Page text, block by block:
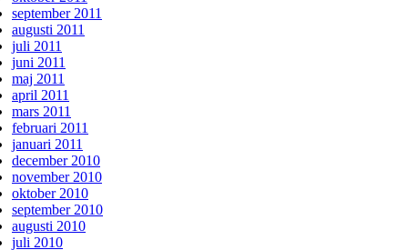
september 2011
augusti 2011
juli 2011
juni 2011
maj 2011
april 2011
mars 2011
februari 2011
januari 2011
december 2010
november 2010
oktober 2010
september 2010
augusti 2010
juli 2010